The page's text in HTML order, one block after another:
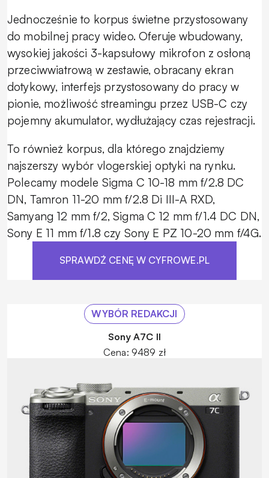
Jednocześnie to korpus świetne przystosowany
do mobilnej pracy wideo. Oferuje wbudowany,
wysokiej jakości 3-kapsułowy mikrofon z osłoną
przeciwwiatrową w zestawie, obracany ekran
dotykowy, interfejs przystosowany do pracy w
pionie, możliwość streamingu przez USB-C czy
pojemny akumulator, wydłużający czas rejestracji.
To również korpus, dla którego znajdziemy
najszerszy wybór vlogerskiej optyki na rynku.
Polecamy modele Sigma C 10-18 mm f/2.8 DC
DN, Tamron 11-20 mm f/2.8 Di III-A RXD,
Samyang 12 mm f/2, Sigma C 12 mm f/1.4 DC DN,
Sony E 11 mm f/1.8 czy Sony E PZ 10-20 mm f/4G.
SPRAWDŹ CENĘ W CYFROWE.PL
WYBÓR REDAKCJI
Sony A7C II
Cena: 9489 zł